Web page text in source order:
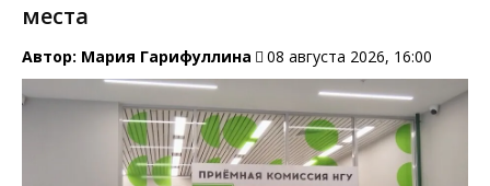
места
Автор: Мария Гарифуллина 08 августа 2026, 16:00